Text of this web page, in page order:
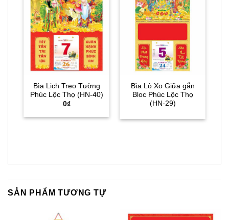
Bìa Lịch Treo Tường
Phúc Lộc Thọ (HN-40)
0₫
Bìa Lò Xo Giữa gắn
Bloc Phúc Lộc Thọ
(HN-29)
SẢN PHẨM TƯƠNG TỰ